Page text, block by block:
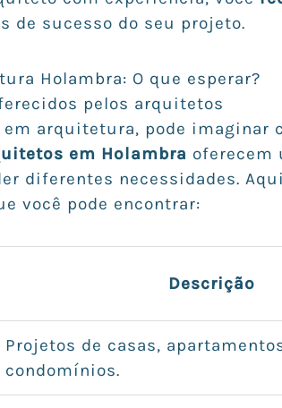
de sucesso do seu projeto.
Holambra: O que esperar?
pelos arquitetos
em arquitetura, pode imaginar
em Holambra oferecem
diferentes necessidades.
você pode encontrar:
Descrição
Projetos de casas,
condomínios.